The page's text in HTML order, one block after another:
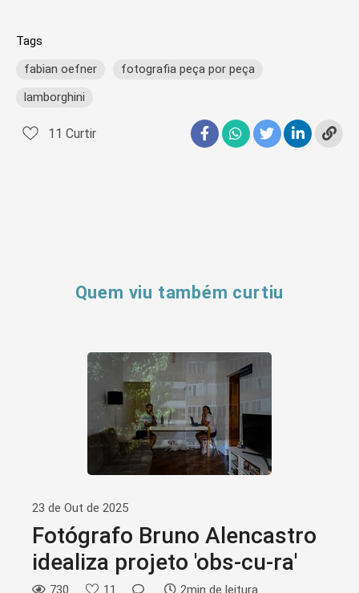
Tags
fabian oefner
fotografia peça por peça
lamborghini
11 Curtir
Quem viu também curtiu
23 de Out de 2025
Fotógrafo Bruno Alencastro
idealiza projeto 'obs-cu-ra'
730 11 2min de leitura